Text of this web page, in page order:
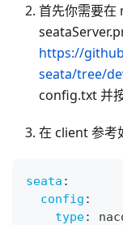
首先你需要在
https://
seata/tree/
config.txt 并
在 client 参考
seata :
config :
type: